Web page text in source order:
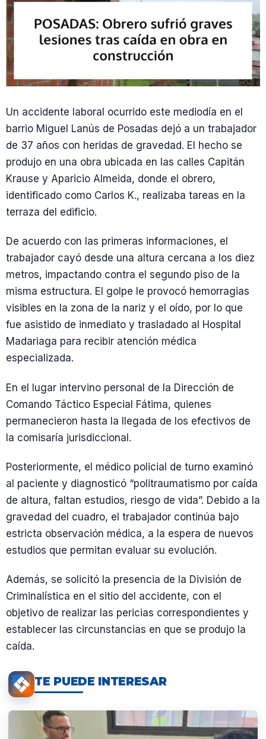
Un accidente laboral ocurrido este mediodía en el
barrio Miguel Lanús de Posadas dejó a un trabajador
de 37 años con heridas de gravedad. El hecho se
produjo en una obra ubicada en las calles Capitán
Krause y Aparicio Almeida, donde el obrero,
identificado como Carlos K., realizaba tareas en la
terraza del edificio.
De acuerdo con las primeras informaciones, el
trabajador cayó desde una altura cercana a los diez
metros, impactando contra el segundo piso de la
misma estructura. El golpe le provocó hemorragias
visibles en la zona de la nariz y el oído, por lo que
fue asistido de inmediato y trasladado al Hospital
Madariaga para recibir atención médica
especializada.
En el lugar intervino personal de la Dirección de
Comando Táctico Especial Fátima, quienes
permanecieron hasta la llegada de los efectivos de
la comisaría jurisdiccional.
Posteriormente, el médico policial de turno examinó
al paciente y diagnosticó “politraumatismo por caída
de altura, faltan estudios, riesgo de vida”. Debido a la
gravedad del cuadro, el trabajador continúa bajo
estricta observación médica, a la espera de nuevos
estudios que permitan evaluar su evolución.
Además, se solicitó la presencia de la División de
Criminalística en el sitio del accidente, con el
objetivo de realizar las pericias correspondientes y
establecer las circunstancias en que se produjo la
caída.
TE PUEDE INTERESAR